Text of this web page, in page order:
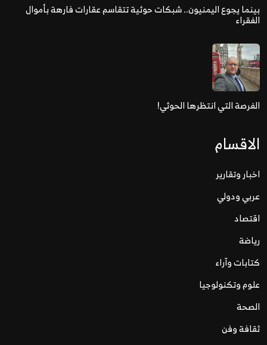
بينما يجوع اليمنيون.. شبكات حوثية تتقاسم عقارات فارهة بأموال
الفقراء
الفرصة التي انتظرها الحوثي!
الاقسام
اخبار وتقارير
عربي ودولي
اقتصاد
رياضة
كتابات وآراء
علوم وتكنولوجيا
الصحة
ثقافة وفن